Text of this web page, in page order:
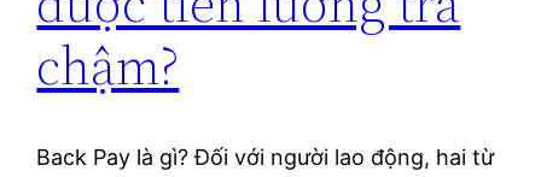
chậm?
Back Pay là gì? Đối với người lao động, hai từ